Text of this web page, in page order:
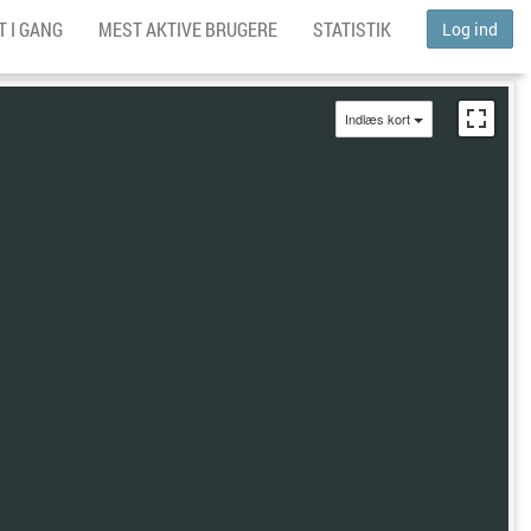
Log ind
I GANG MEST AKTIVE BRUGERE STATISTIK
Indlæs kort